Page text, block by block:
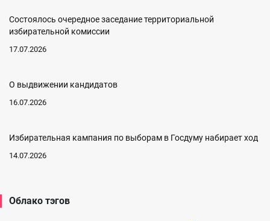
Состоялось очередное заседание территориальной
избирательной комиссии
17.07.2026
О выдвижении кандидатов
16.07.2026
Избирательная кампания по выборам в Госдуму набирает ход
14.07.2026
Облако тэгов